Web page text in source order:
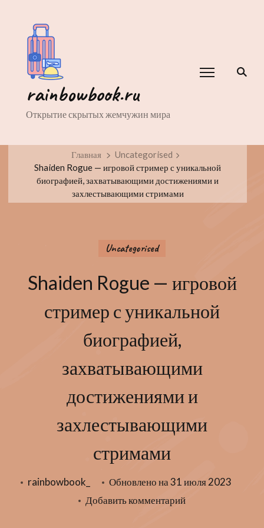
rainbowbook.ru
Открытие скрытых жемчужин мира
Главная
Uncategorised
Shaiden Rogue — игровой стример с уникальной
биографией, захватывающими достижениями и
захлестывающими стримами
Uncategorised
Shaiden Rogue — игровой
стример с уникальной
биографией,
захватывающими
достижениями и
захлестывающими
стримами
rainbowbook_ Обновлено на31 июля 2023
Добавить комментарийк